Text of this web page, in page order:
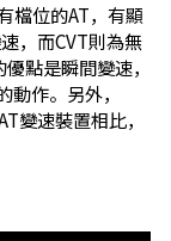
檔位的AT，有顯
，而CVT則為無
點是瞬間變速，
作。另外，
變速裝置相比，